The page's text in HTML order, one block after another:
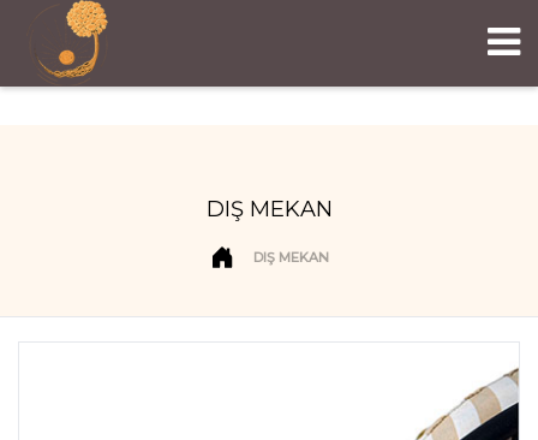
DIŞ MEKAN
DIŞ MEKAN